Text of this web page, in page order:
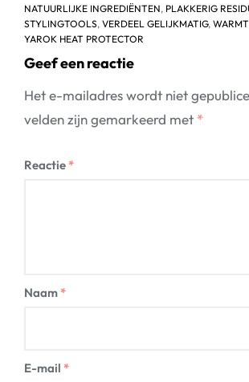
NATUURLIJKE INGREDIËNTEN, PLAKKERIG
STYLINGTOOLS, VERDEEL GELIJKMATIG,
YAROK HEAT PROTECTOR
Geef een reactie
Het e-mailadres wordt niet
velden zijn gemarkeerd met *
Reactie *
Naam *
E-mail *